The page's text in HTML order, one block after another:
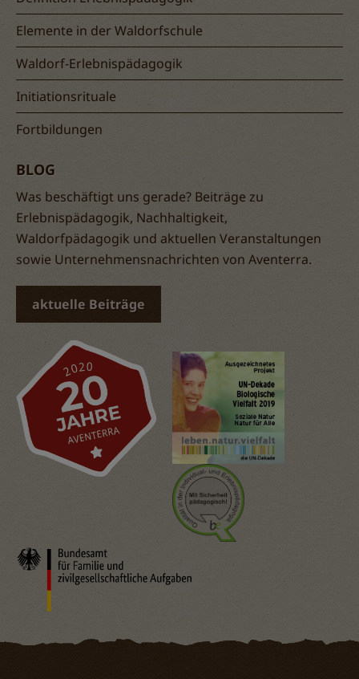
Elemente in der Waldorfschule
Waldorf-Erlebnispädagogik
Initiationsrituale
Fortbildungen
BLOG
Was beschäftigt uns gerade? Beiträge zu
Erlebnispädagogik, Nachhaltigkeit,
Waldorfpädagogik und aktuellen Veranstaltungen
sowie Unternehmensnachrichten von Aventerra.
aktuelle Beiträge